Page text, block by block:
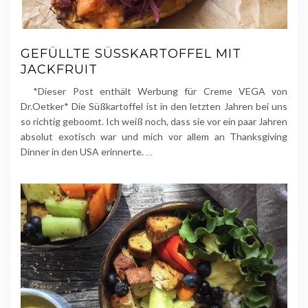
GEFÜLLTE SÜSSKARTOFFEL MIT J
ACKFRUIT
*Dieser Post enthält Werbung für Creme VEGA von
Dr.Oetker* Die Süßkartoffel ist in den letzten Jahren bei uns
so richtig geboomt. Ich weiß noch, dass sie vor ein paar Jahren
absolut exotisch war und mich vor allem an Thanksgiving
Dinner in den USA erinnerte. …